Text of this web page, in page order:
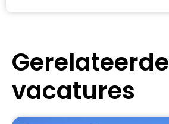
Gerelateerde
vacatures